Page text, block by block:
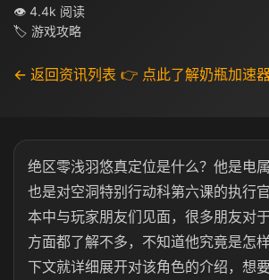
👁 4.4k 阅读
🏷 游戏攻略
← 返回资讯列表 👉 点此了解奶瓶加速
绝区零浅羽悠真定位是什么？他是电
也是对空洞特别行动科第六课的执行
本中与玩家朋友们见面，很多朋友对
方面都了解不多，不知道他究竟是怎
下文就详细展开对该角色的介绍，想